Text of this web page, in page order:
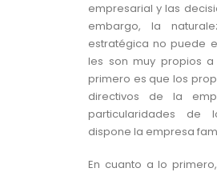
empresarial y las
embargo, la
estratégica no puede
les son muy propios
primero es que los
directivos de la
particularidades de
dispone la empresa
En cuanto a lo